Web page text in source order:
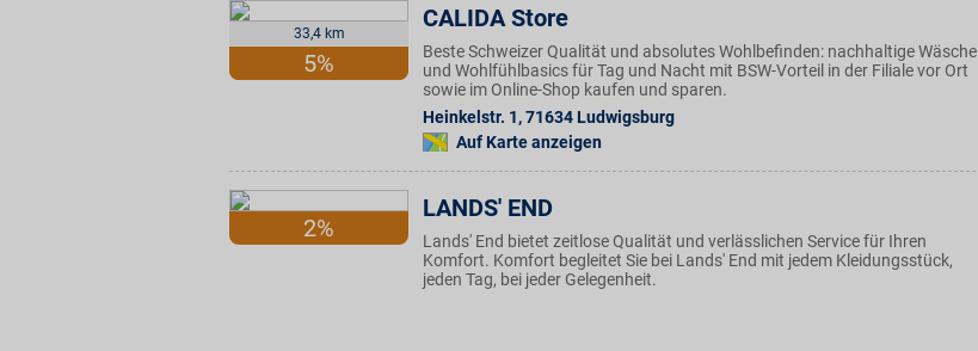
33,4 km
5%
CALIDA Store
Beste Schweizer Qualität und absolutes Wohlbefinden: nachhaltige Wäsche
und Wohlfühlbasics für Tag und Nacht mit BSW-Vorteil in der Filiale vor Ort
sowie im Online-Shop kaufen und sparen.
Heinkelstr. 1,71634 Ludwigsburg
Auf Karte anzeigen
2%
LANDS' END
Lands' End bietet zeitlose Qualität und verlässlichen Service für Ihren
Komfort. Komfort begleitet Sie bei Lands' End mit jedem Kleidungsstück,
jeden Tag, bei jeder Gelegenheit.